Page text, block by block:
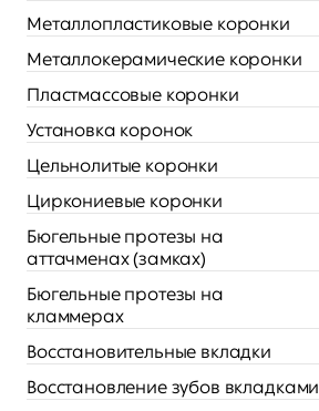
Металлопластиковые коронки
Металлокерамические коронки
Пластмассовые коронки
Установка коронок
Цельнолитые коронки
Циркониевые коронки
Бюгельные протезы на
аттачменах (замках)
Бюгельные протезы на
кламмерах
Восстановительные вкладки
Восстановление зубов вкладками